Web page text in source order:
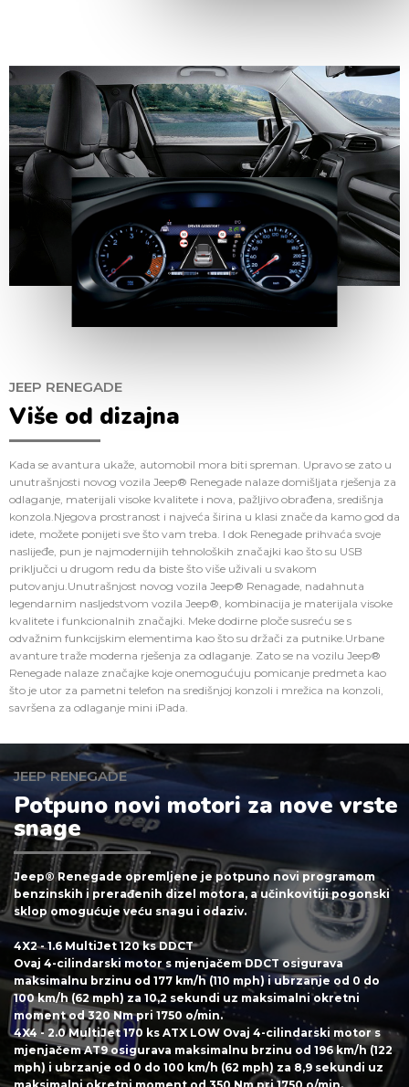
JEEP RENEGADE
Više od dizajna
Kada se avantura ukaže, automobil mora biti spreman. Upravo se zato u
unutrašnjosti novog vozila Jeep® Renegade nalaze domišljata rješenja za
odlaganje, materijali visoke kvalitete i nova, pažljivo obrađena, središnja
konzola.Njegova prostranost i najveća širina u klasi znače da kamo god da
idete, možete ponijeti sve što vam treba. I dok Renegade prihvaća svoje
naslijeđe, pun je najmodernijih tehnoloških značajki kao što su USB
priključci u drugom redu da biste što više uživali u svakom
putovanju.Unutrašnjost novog vozila Jeep® Renagade, nadahnuta
legendarnim nasljedstvom vozila Jeep®, kombinacija je materijala visoke
kvalitete i funkcionalnih značajki. Meke dodirne ploče susreću se s
odvažnim funkcijskim elementima kao što su držači za putnike.Urbane
avanture traže moderna rješenja za odlaganje. Zato se na vozilu Jeep®
Renegade nalaze značajke koje onemogućuju pomicanje predmeta kao
što je utor za pametni telefon na središnjoj konzoli i mrežica na konzoli,
savršena za odlaganje mini iPada.
JEEP RENEGADE
Potpuno novi motori za nove vrste
snage
Jeep® Renegade opremljene je potpuno novi programom
benzinskih i prerađenih dizel motora, a učinkovitiji pogonski
sklop omogućuje veću snagu i odaziv.
4X2 - 1.6 MultiJet 120 ks DDCT
Ovaj 4-cilindarski motor s mjenjačem DDCT osigurava
maksimalnu brzinu od 177 km/h (110 mph) i ubrzanje od 0 do
100 km/h (62 mph) za 10,2 sekundi uz maksimalni okretni
moment od 320 Nm pri 1750 o/min.
4X4 - 2.0 MultiJet 170 ks ATX LOW Ovaj 4-cilindarski motor s
mjenjačem AT9 osigurava maksimalnu brzinu od 196 km/h (122
mph) i ubrzanje od 0 do 100 km/h (62 mph) za 8,9 sekundi uz